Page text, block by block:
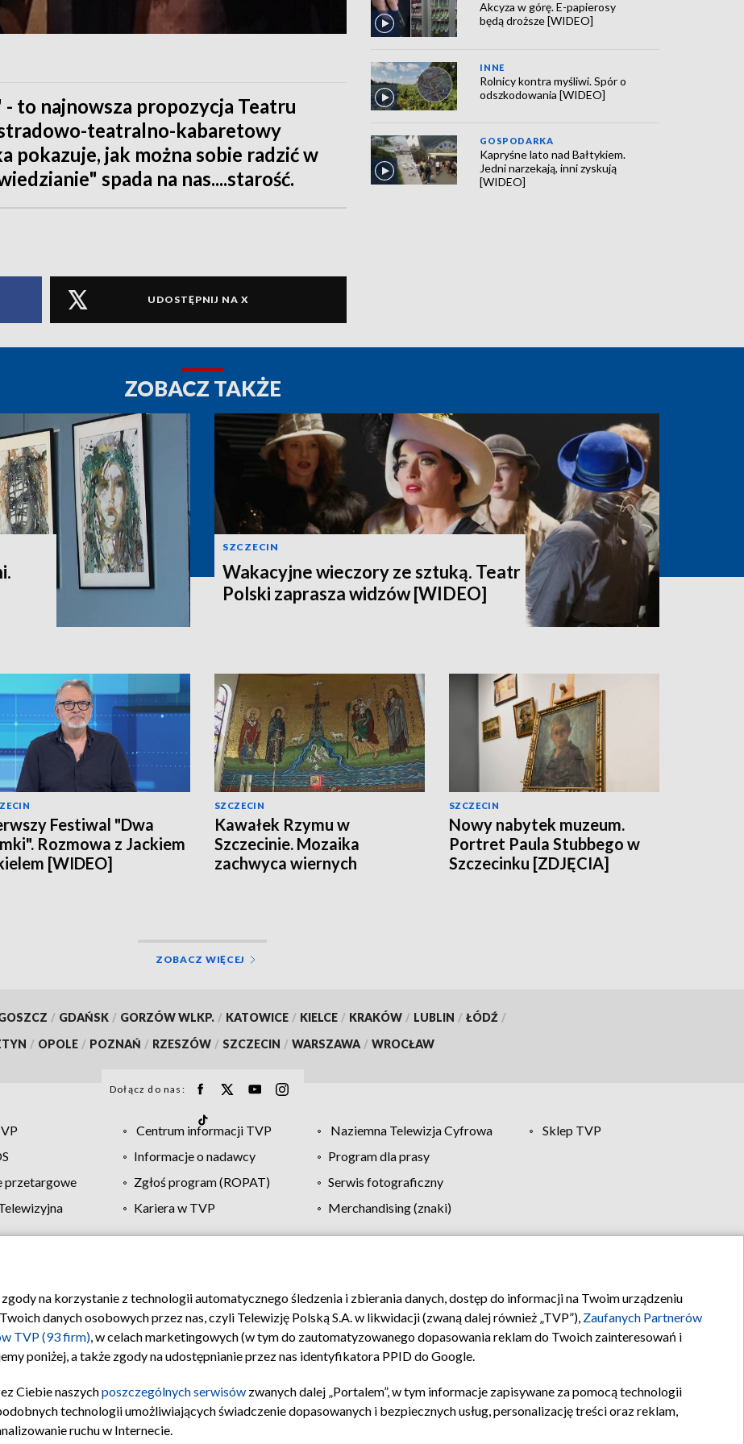
to najnowsza propozycja Teatru
teatralno-kabaretowy
pokazuje, jak można sobie radzić w
spada na nas....starość.
UDOSTĘPNIJ NA X
Akcyza w górę. E-papierosy
będą droższe [WIDEO]
INNE
Rolnicy kontra myśliwi. Spór o
odszkodowania [WIDEO]
GOSPODARKA
Kapryśne lato nad Bałtykiem.
Jedni narzekają, inni zyskują
[WIDEO]
ZOBACZ TAKŻE
SZCZECIN
Wakacyjne wieczory ze sztuką. Teatr
Polski zaprasza widzów [WIDEO]
Festiwal "Dwa
Rozmowa z Jackiem
[WIDEO]
SZCZECIN
Kawałek Rzymu w
Szczecinie. Mozaika
zachwyca wiernych
SZCZECIN
Nowy nabytek muzeum.
Portret Paula Stubbego w
Szczecinku [ZDJĘCIA]
ZOBACZ WIĘCEJ
/ GDAŃSK / GORZÓW WLKP. / KATOWICE / KIELCE / KRAKÓW / LUBLIN / ŁÓDŹ /
/ OPOLE / POZNAŃ / RZESZÓW / SZCZECIN / WARSZAWA / WROCŁAW
Dołącz do nas:
Centrum informacji TVP Naziemna Telewizja Cyfrowa
Sklep TVP
Informacje o nadawcy
Program dla prasy
przetargowe Zgłoś program (ROPAT)
Serwis fotograficzny
Kariera w TVP
Merchandising (znaki)
Polityka prywatności Moje zgody Pomoc Biuro reklamy Kontakt
na korzystanie z technologii automatycznego śledzenia i zbierania danych, dostęp do informacji na Twoim urządzeniu
danych osobowych przez nas, czyli Telewizję Polską S.A. w likwidacji (zwaną dalej również „TVP”), Zaufanych Partnerów
TVP (93 firm), w celach marketingowych (w tym do zautomatyzowanego dopasowania reklam do Twoich zainteresowań i
poniżej, a także zgody na udostępnianie przez nas identyfikatora PPID do Google.
Ciebie naszychposzczególnych serwisów zwanych dalej „Portalem”, w tym informacje zapisywane za pomocą technologii
technologii umożliwiających świadczenie dopasowanych i bezpiecznych usług, personalizację treści oraz reklam,
ruchu w Internecie.